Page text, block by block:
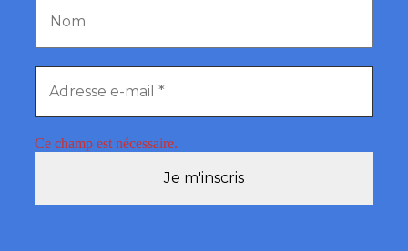
Ce champ est nécessaire.